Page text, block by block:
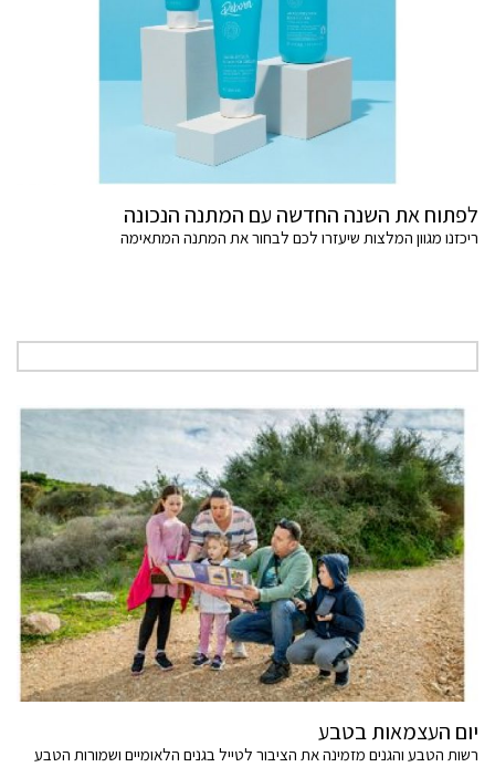
לפתוח את השנה החדשה עם המתנה הנכונה
ריכזנו מגוון המלצות שיעזרו לכם לבחור את המתנה המתאימה
יום העצמאות בטבע
רשות הטבע והגנים מזמינה את הציבור לטייל בגנים הלאומיים ושמורות הטבע